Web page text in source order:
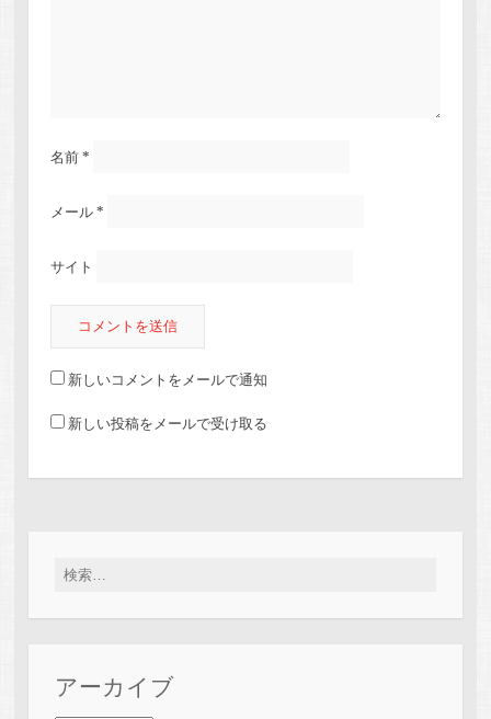
名前 *
メール *
サイト
新しいコメントをメールで通知
新しい投稿をメールで受け取る
検索:
アーカイブ